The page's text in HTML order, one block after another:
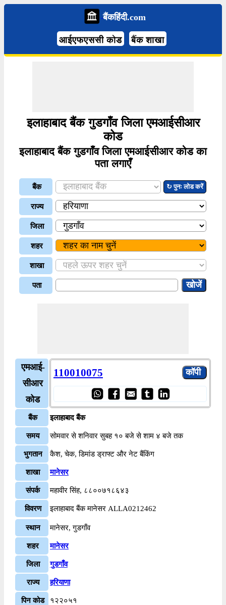
बैंकहिंदी.com
आईएफएससी कोड बैंक शाखा
इलाहाबाद बैंक गुडगाँव जिला एमआईसीआर
कोड
इलाहाबाद बैंक गुडगाँव जिला एमआईसीआर कोड का
पता लगाएँ
बैंक ↻ पुनः लोड करें
राज्य
जिला
शहर
शाखा
पता
एमआई-
सीआर
कोड
110010075
बैंक इलाहाबाद बैंक
समय सोमवार से शनिवार सुबह १० बजे से शाम ४ बजे तक
भुगतान कैश, चेक, डिमांड ड्राफ्ट और नेट बैंकिंग
शाखा मानेसर
संपर्क महावीर सिंह, ८८००७१८६४३
विवरण इलाहाबाद बैंक मानेसर ALLA0212462
स्थान मानेसर, गुडगाँव
शहर मानेसर
जिला गुडगाँव
राज्य हरियाणा
पिन कोड १२२०५१